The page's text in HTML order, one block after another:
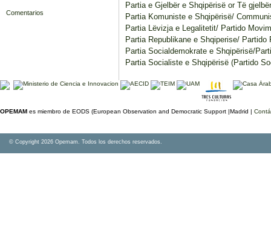
Partia e Gjelbër e Shqipërisë or Të
Partia Komuniste e Shqipërisë/
Partia Lëvizja e Legalitetit/ Partido
Partia Republikane e Shqiperise/ Partido
Partia Socialdemokrate e Shqipërisë/
Partia Socialiste e Shqipërisë (Partido
Comentarios
OPEMAM es miembro de EODS (European Observation and Democratic Support |Madrid |
© Copyright 2026 Opemam. Todos los derechos reservados.